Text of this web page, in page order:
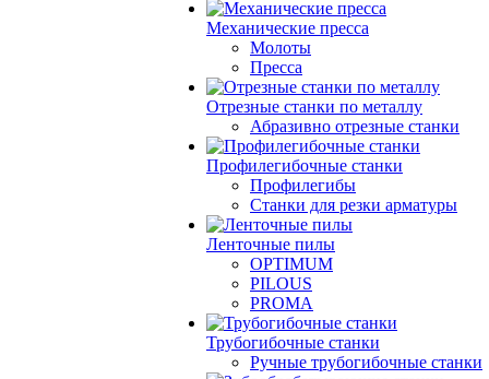
Механические пресса
Молоты
Пресса
Отрезные станки по металлу
Абразивно отрезные станки
Профилегибочные станки
Профилегибы
Станки для резки арматуры
Ленточные пилы
OPTIMUM
PILOUS
PROMA
Трубогибочные станки
Ручные трубогибочные станки